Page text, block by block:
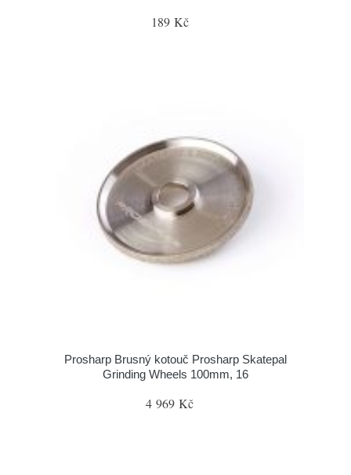
189 Kč
Prosharp Brusný kotouč Prosharp Skatepal
Grinding Wheels 100mm, 16
4 969 Kč